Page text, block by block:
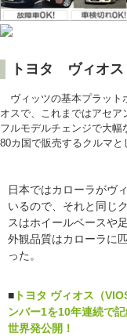
トヨタ ヴィオス
ヴィッツの基本プラット
オスで、これまではアセ
フルモデルチェンジで大
80カ国で販売するクルマと
日本ではカローラがヴ
いるので、それと同じ
スはホイールベースや
外観品質はカローラに
った。
■ トヨタ ヴィオス（
ンバー1を10年連続で
世界発公開！